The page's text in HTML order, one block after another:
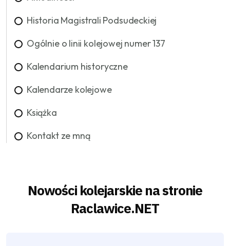
Historia Magistrali Podsudeckiej
Ogólnie o linii kolejowej numer 137
Kalendarium historyczne
Kalendarze kolejowe
Książka
Kontakt ze mną
Nowości kolejarskie na stronie
Raclawice.NET